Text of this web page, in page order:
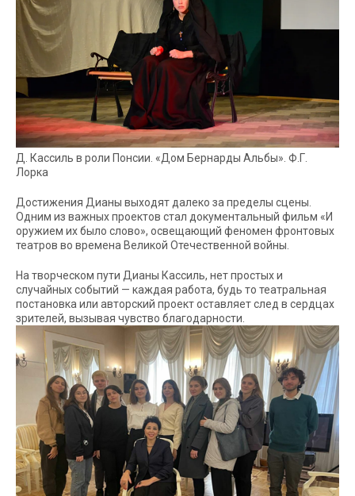
Д. Кассиль в роли Понсии. «Дом Бернарды Альбы». Ф.Г.
Лорка
Достижения Дианы выходят далеко за пределы сцены.
Одним из важных проектов стал документальный фильм «И
оружием их было слово», освещающий феномен фронтовых
театров во времена Великой Отечественной войны.
На творческом пути Дианы Кассиль, нет простых и
случайных событий — каждая работа, будь то театральная
постановка или авторский проект оставляет след в сердцах
зрителей, вызывая чувство благодарности.